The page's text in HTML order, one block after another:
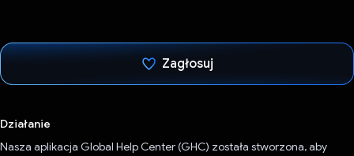
Zagłosuj
Działanie
Nasza aplikacja Global Help Center (GHC) została stworzona, aby